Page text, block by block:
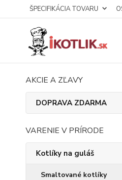
ŠPECIFIKÁCIA TOVARU
AKCIE A ZĽAVY
DOPRAVA ZDARMA
VARENIE V PRÍRODE
Kotlíky na guláš
Smaltované kotlíky